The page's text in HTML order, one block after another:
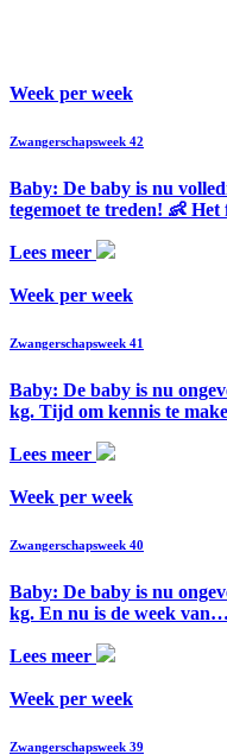
Week per week
Zwangerschapsweek 42
Baby: De baby is nu
tegemoet te treden! 👶
Lees meer
Week per week
Zwangerschapsweek 41
Baby: De baby is nu
kg. Tijd om kennis te
Lees meer
Week per week
Zwangerschapsweek 40
Baby: De baby is nu
kg. En nu is de week van…
Lees meer
Week per week
Zwangerschapsweek 39